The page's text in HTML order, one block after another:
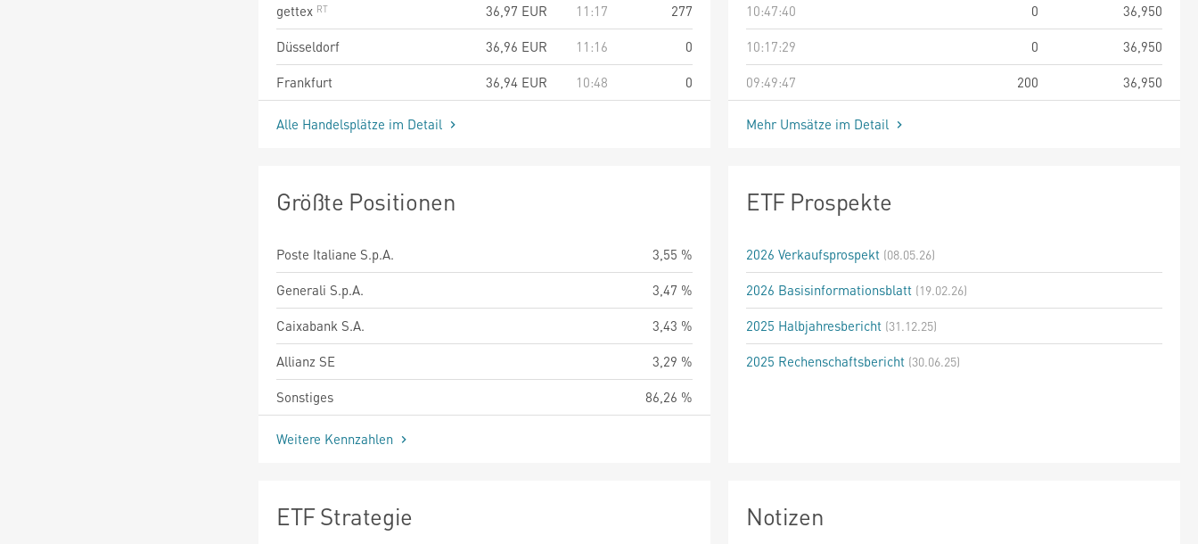
gettex
36,97 EUR 11:17
277
Düsseldorf
36,96 EUR 11:16
0
Frankfurt
36,94 EUR 10:48 0
Alle Handelsplätze im Detail
10:47:40
0
36,950
10:17:29
0
36,950
09:49:47
200 36,950
Mehr Umsätze im Detail
Größte Positionen
Poste Italiane S.p.A.
3,55 %
Generali S.p.A.
3,47 %
Caixabank S.A.
3,43 %
Allianz SE
3,29 %
Sonstiges
86,26 %
Weitere Kennzahlen
ETF Prospekte
2026 Verkaufsprospekt (08.05.26)
2026 Basisinformationsblatt (19.02.26)
2025 Halbjahresbericht (31.12.25)
2025 Rechenschaftsbericht (30.06.25)
ETF Strategie Notizen